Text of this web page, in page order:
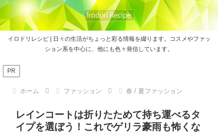
イロドリレシピ | 日々の生活がちょっと彩る情報を綴ります。コスメやファッ
ション系を中心に、他にも色々発信しています。
PR
ホーム ファッション 春 / 夏ファッション
レインコートは折りたためて持ち運べるタ
イプを選ぼう！これでゲリラ豪雨も怖くな